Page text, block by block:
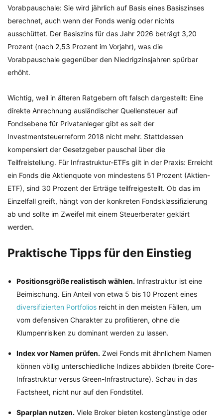
Vorabpauschale: Sie wird jährlich auf Basis eines Basiszinses
berechnet, auch wenn der Fonds wenig oder nichts
ausschüttet. Der Basiszins für das Jahr 2026 beträgt 3,20
Prozent (nach 2,53 Prozent im Vorjahr), was die
Vorabpauschale gegenüber den Niedrigzinsjahren spürbar
erhöht.
Wichtig, weil in älteren Ratgebern oft falsch dargestellt: Eine
direkte Anrechnung ausländischer Quellensteuer auf
Fondsebene für Privatanleger gibt es seit der
Investmentsteuerreform 2018 nicht mehr. Stattdessen
kompensiert der Gesetzgeber pauschal über die
Teilfreistellung. Für Infrastruktur-ETFs gilt in der Praxis: Erreicht
ein Fonds die Aktienquote von mindestens 51 Prozent (Aktien-
ETF), sind 30 Prozent der Erträge teilfreigestellt. Ob das im
Einzelfall greift, hängt von der konkreten Fondsklassifizierung
ab und sollte im Zweifel mit einem Steuerberater geklärt
werden.
Praktische Tipps für den Einstieg
Positionsgröße realistisch wählen. Infrastruktur ist eine
Beimischung. Ein Anteil von etwa 5 bis 10 Prozent eines
diversifizierten Portfolios reicht in den meisten Fällen, um
vom defensiven Charakter zu profitieren, ohne die
Klumpenrisiken zu dominant werden zu lassen.
Index vor Namen prüfen. Zwei Fonds mit ähnlichem Namen
können völlig unterschiedliche Indizes abbilden (breite Core-
Infrastruktur versus Green-Infrastructure). Schau in das
Factsheet, nicht nur auf den Fondstitel.
Sparplan nutzen. Viele Broker bieten kostengünstige oder